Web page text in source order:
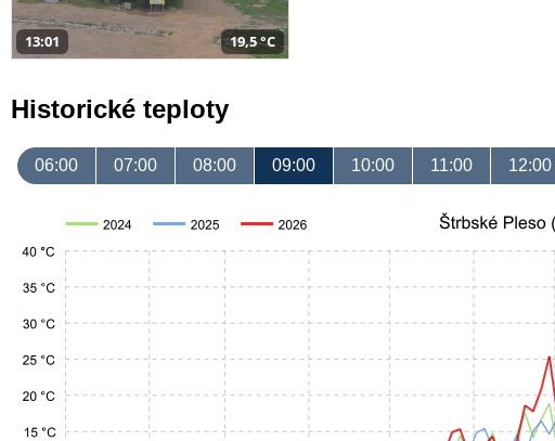
13:01 19,5 °C
Historické teploty
06:00 07:00 08:00 09:00 10:00 11:00 12:00